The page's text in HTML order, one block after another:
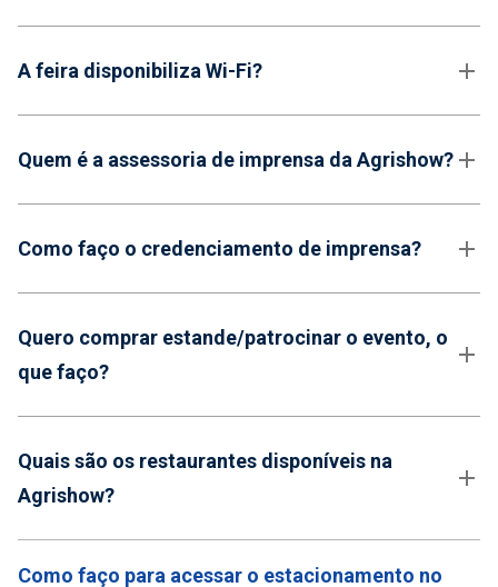
A feira disponibiliza Wi-Fi?
Quem é a assessoria de imprensa da Agrishow?
Como faço o credenciamento de imprensa?
Quero comprar estande/patrocinar o evento, o
que faço?
Quais são os restaurantes disponíveis na
Agrishow?
Como faço para acessar o estacionamento no